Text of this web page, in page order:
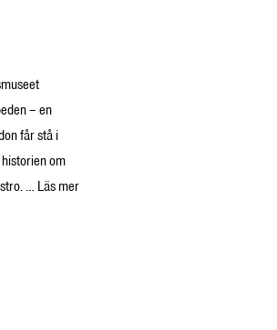
– en
får stå i
om
… Läs mer